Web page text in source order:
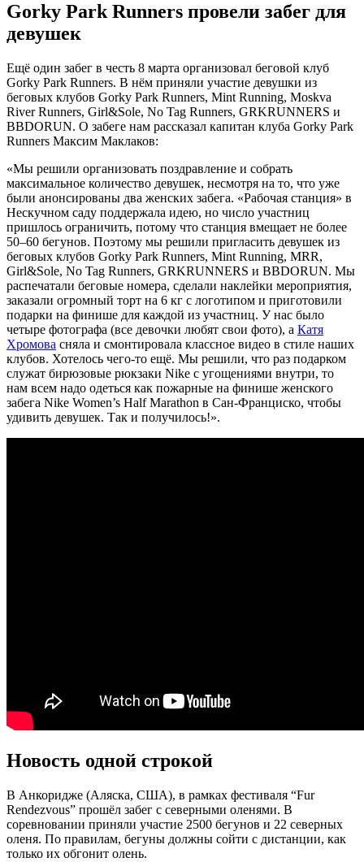
Gorky Park Runners провели забег для
девушек
Ещё один забег в честь 8 марта организовал беговой клуб
Gorky Park Runners. В нём приняли участие девушки из
беговых клубов Gorky Park Runners, Mint Running, Moskva
River Runners, Girl&Sole, No Tag Runners, GRKRUNNERS и
BBDORUN. О забеге нам рассказал капитан клуба Gorky Park
Runners Максим Маклаков:
«Мы решили организовать поздравление и собрать
максимальное количество девушек, несмотря на то, что уже
были анонсированы два женских забега. «Рабочая станция» в
Нескучном саду поддержала идею, но число участниц
пришлось ограничить, потому что станция вмещает не более
50–60 бегунов. Поэтому мы решили пригласить девушек из
беговых клубов Gorky Park Runners, Mint Running, MRR,
Girl&Sole, No Tag Runners, GRKRUNNERS и BBDORUN. Мы
распечатали беговые номера, сделали наклейки мероприятия,
заказали огромный торт на 6 кг с логотипом и приготовили
подарки на финише для каждой из участниц. У нас было
четыре фотографа (все девочки любят свои фото), а Катя
Хромова сняла и смонтировала классное видео в стиле наших
клубов. Хотелось чего-то ещё. Мы решили, что раз подарком
служат бирюзовые рюкзаки Nike с угощениями внутри, то
нам всем надо одеться как пожарные на финише женского
забега Nike Women’s Half Marathon в Сан-Франциско, чтобы
удивить девушек. Так и получилось!».
Новость одной строкой
В Анкоридже (Аляска, США), в рамках фестиваля “Fur
Rendezvous” прошёл забег с северными оленями. В
соревновании приняли участие 2500 бегунов и 22 северных
оленя. По правилам, бегуны должны сойти с дистанции, как
только их обгонит олень.